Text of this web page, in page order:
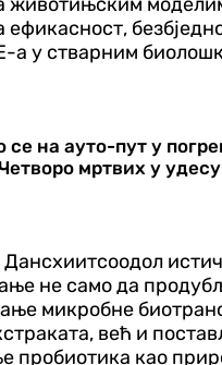
ефикасност,
а у стварним
се на ауто-пут у
мртвих у удесу
не само да
микробне
већ и
пробиотика као